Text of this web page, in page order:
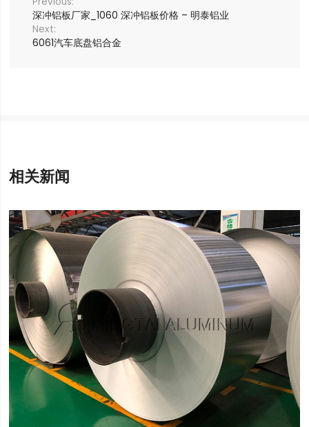
深冲铝板厂家_1060 深冲铝板价格 – 明泰铝业
6061汽车底盘铝合金
相关新闻